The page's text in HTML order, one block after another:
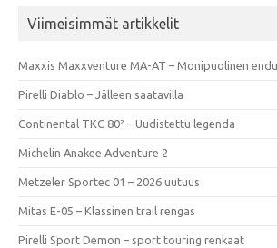
Viimeisimmät artikkelit
Maxxis Maxxventure MA-AT – Monipuolinen
Pirelli Diablo – Jälleen saatavilla
Continental TKC 80² – Uudistettu legenda
Michelin Anakee Adventure 2
Metzeler Sportec 01 – 2026 uutuus
Mitas E-05 – Klassinen trail rengas
Pirelli Sport Demon – sport touring renkaat